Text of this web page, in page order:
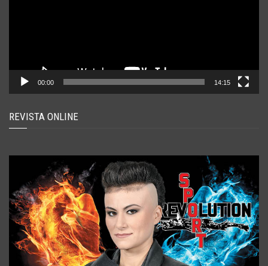
00:00 14:15
REVISTA ONLINE